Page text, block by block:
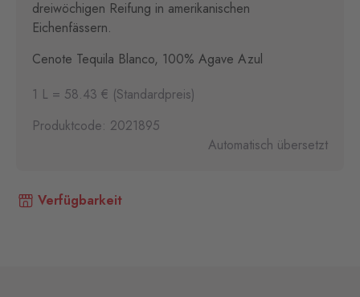
dreiwöchigen Reifung in amerikanischen
Eichenfässern.
Cenote Tequila Blanco, 100% Agave Azul
1 L = 58.43 € (Standardpreis)
Produktcode: 2021895
Automatisch übersetzt
Verfügbarkeit